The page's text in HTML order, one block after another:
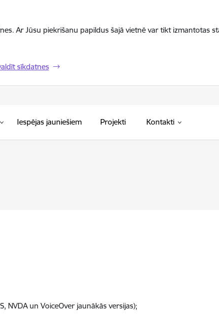
Ar Jūsu piekrišanu papildus šajā vietnē var tikt izmantotas
sīkdatnes
Iespējas jauniešiem Projekti Kontakti
NVDA un VoiceOver jaunākās versijas);